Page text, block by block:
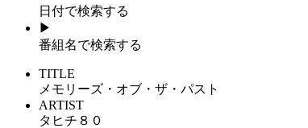
日付で検索する
▶
番組名で検索する
TITLE
メモリーズ・オブ・ザ・パスト
ARTIST
タヒチ８０